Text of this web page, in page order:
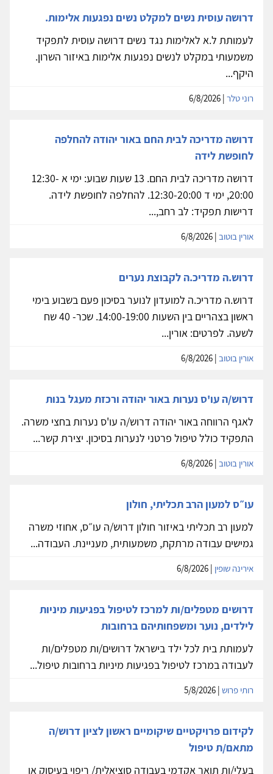
דרושה עוסית נשים למקלט נשים נפגעות אלימות.
לעמותת ל.א לאלימות נגד נשים דרושה עוסית לתפקיד
משמעותי במקלט לנשים נפגעות אלימות באיזור השרון.
היקף...
רוני טלר
דרושה מדריכה לבית החם באור יהודה להחלפה
לחופשת לידה
דרושה מדריכה לבית החם. 13 שעות שבוע: ימי א 12:30-
20:00, ימי ד 12:30-20:00. להחלפה לחופשת לידה.
דרישות תפקיד: לב רחב,...
אורין בוטוב
דרוש.ה מדריכ.ה לקבוצת נערים
דרוש.ה מדריכ.ה למועדון לנוער בסיכון פעם בשבוע בימי
ראשון בצהריים בין השעות 14:00-19:00. שכר- 40 שח
לשעה. לפרטים: אורין...
אורין בוטוב
דרוש/ה עו'ס נערות באור יהודה ורכזת מעגל בנות
לאגף הרווחה באור יהודה דרוש/ה עו'ס נערות בחצי משרה.
התפקיד כולל טיפול פרטני לנערות בסיכון. יצירת קשר...
אורין בוטוב
עו״ס למעון הרב תכליתי, חולון
למעון רב תכליתי באיזור חולון דרוש/ה עו״ס, אחוזי משרה
גמישים עבודה מרתקת, משמעותית, מעניינת. העבודה...
אירינה שופין
דרושים מטפלים/ות למרכז לטיפול בפגיעות מיניות
לילדים, נוער ומשפחותיהם ברחובות
לעמותת בית לכל ילד בישראל דרושים/ות מטפלים/ות
לעבודה במרכז לטיפול בפגיעות מיניות ברחובות טיפול...
רותי פרוש
לקידום פרויקטיים שיקומיים ראשון לציון דרוש/ה
מתאם/ת טיפול
בעלי/ות תואר אקדמי בעבודה סוציאלית/ ריפוי בעיסוק או